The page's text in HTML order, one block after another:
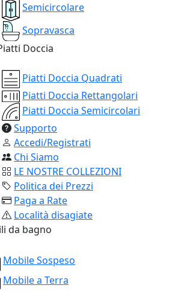
Semicircolare
Sopravasca
Doccia
Piatti Doccia Quadrati
Piatti Doccia Rettangolari
Piatti Doccia Semicircolari
Supporto
Accedi/Registrati
Chi Siamo
LE NOSTRE COLLEZIONI
Politica dei Prezzi
Paga a Rate
Località disagiate
da bagno
Mobile Sospeso
Mobile a Terra